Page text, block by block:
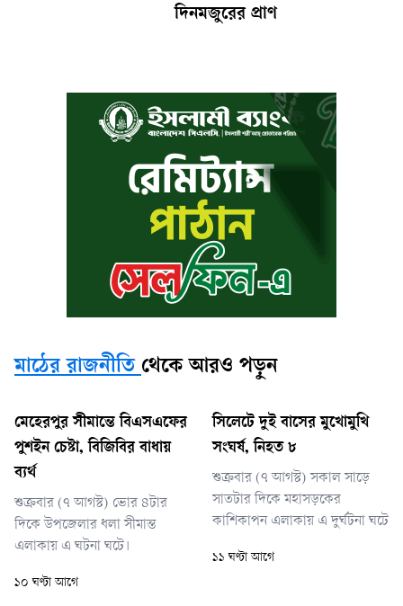
দিনমজুরের প্রাণ
মাঠের রাজনীতি থেকে আরও পড়ুন
মেহেরপুর সীমান্তে বিএসএফের
পুশইন চেষ্টা, বিজিবির বাধায়
ব্যর্থ
শুক্রবার (৭ আগস্ট) ভোর ৪টার
দিকে উপজেলার ধলা সীমান্ত
এলাকায় এ ঘটনা ঘটে।
১০ ঘণ্টা আগে
সিলেটে দুই বাসের মুখোমুখি
সংঘর্ষ, নিহত ৮
শুক্রবার (৭ আগস্ট) সকাল সাড়ে
সাতটার দিকে মহাসড়কের
কাশিকাপন এলাকায় এ দুর্ঘটনা ঘটে
১১ ঘণ্টা আগে